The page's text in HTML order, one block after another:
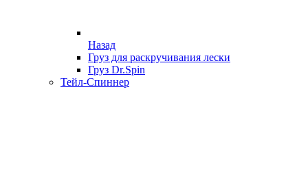
Назад
Груз для раскручивания лески
Груз Dr.Spin
Тейл-Спиннер